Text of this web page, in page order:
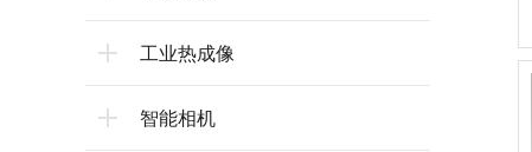
工业热成像
智能相机